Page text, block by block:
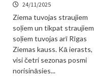
24/11/2025
Ziema tuvojas straujiem
soļiem un tikpat straujiem
soļiem tuvojas arī Rīgas
Ziemas kauss. Kā ierasts,
visi četri sezonas posmi
norisināsies...